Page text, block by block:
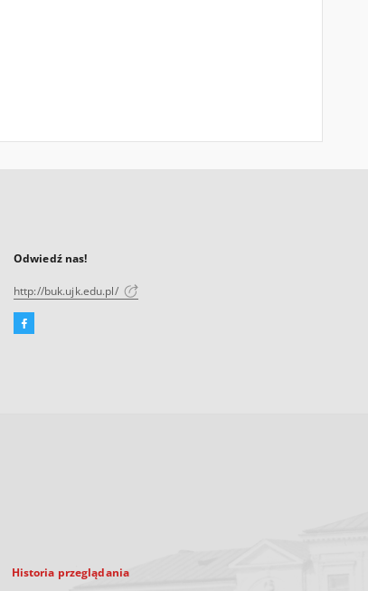
Odwiedź nas!
http://buk.ujk.edu.pl/
Facebook
Historia przeglądania